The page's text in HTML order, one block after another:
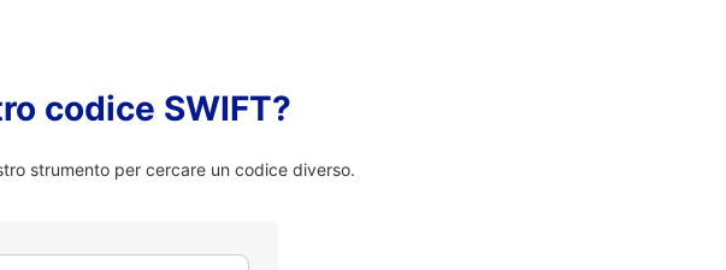
codice SWIFT?
strumento per cercare un codice diverso.